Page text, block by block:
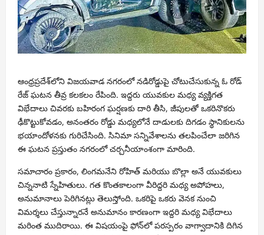
ఆంధ్రప్రదేశ్‌లోని విజయవాడ నగరంలో నడిరోడ్డుపై చోటుచేసుకున్న ఓ రోడ్
రేజ్ ఘటన తీవ్ర కలకలం రేపింది. ఇద్దరు యువకుల మధ్య వ్యక్తిగత
విభేదాలు చివరకు బహిరంగ ఘర్షణకు దారి తీసి, జీపులతో ఒకరినొకరు
ఢీకొట్టుకోవడం, అనంతరం రోడ్డు మధ్యలోనే దాడులకు దిగడం స్థానికులను
భయాందోళనకు గురిచేసింది. సినిమా సన్నివేశాలను తలపించేలా జరిగిన
ఈ ఘటన ప్రస్తుతం నగరంలో చర్చనీయాంశంగా మారింది.
సమాచారం ప్రకారం, లింగమనేని రోహిత్ మరియు బొల్లా అనే యువకులు
చిన్ననాటి స్నేహితులు. గత కొంతకాలంగా వీరిద్దరి మధ్య అపోహలు,
అనుమానాలు పెరిగినట్లు తెలుస్తోంది. ఒకరిపై ఒకరు వెనక నుంచి
విమర్శలు చేస్తున్నారనే అనుమానం కారణంగా ఇద్దరి మధ్య విభేదాలు
మరింత ముదిరాయి. ఈ విషయంపై ఫోన్‌లో పరస్పరం వాగ్వాదానికి దిగిన